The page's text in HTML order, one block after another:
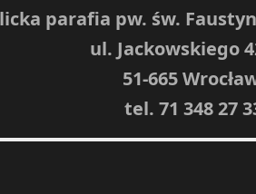
parafia pw. św.
ul. Jackowskiego
51-665
tel. 71 348 27